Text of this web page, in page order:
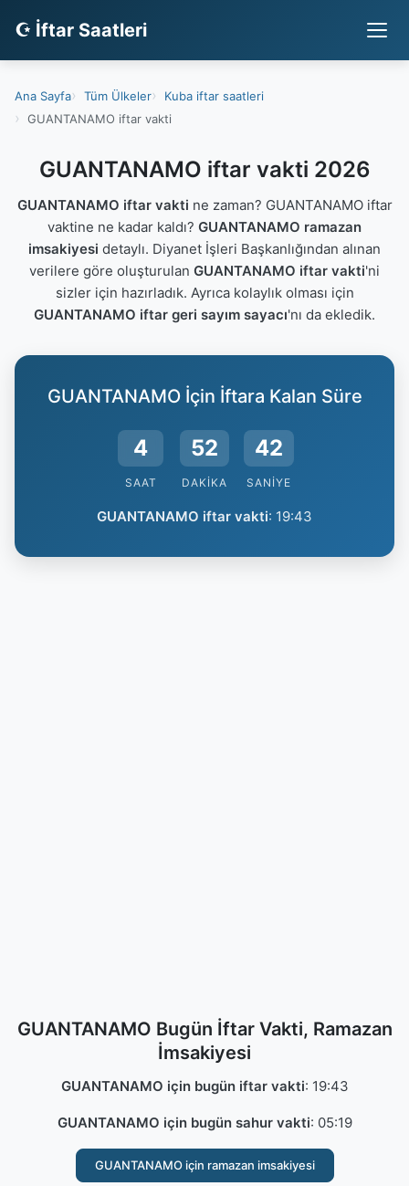
☪ İftar Saatleri
Ana Sayfa Tüm Ülkeler
Kuba iftar saatleri
GUANTANAMO iftar vakti
GUANTANAMO iftar vakti 2026
GUANTANAMO iftar vakti ne zaman? GUANTANAMO iftar
vaktine ne kadar kaldı? GUANTANAMO ramazan
imsakiyesi detaylı. Diyanet İşleri Başkanlığından alınan
verilere göre oluşturulan GUANTANAMO iftar vakti'ni
sizler için hazırladık. Ayrıca kolaylık olması için
GUANTANAMO iftar geri sayım sayacı'nı da ekledik.
GUANTANAMO İçin İftara Kalan Süre
4
SAAT
52
DAKIKA
42
SANIYE
GUANTANAMO iftar vakti: 19:43
GUANTANAMO Bugün İftar Vakti, Ramazan
İmsakiyesi
GUANTANAMO için bugün iftar vakti: 19:43
GUANTANAMO için bugün sahur vakti: 05:19
GUANTANAMO için ramazan imsakiyesi